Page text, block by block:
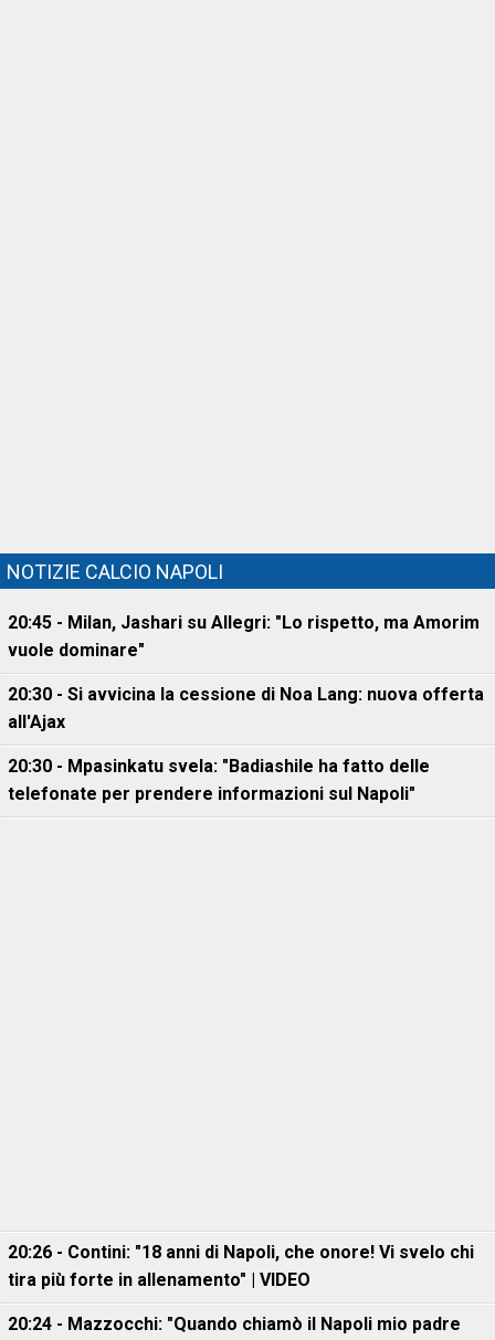
NOTIZIE CALCIO NAPOLI
20:45 - Milan, Jashari su Allegri: "Lo rispetto, ma Amorim
vuole dominare"
20:30 - Si avvicina la cessione di Noa Lang: nuova offerta
all'Ajax
20:30 - Mpasinkatu svela: "Badiashile ha fatto delle
telefonate per prendere informazioni sul Napoli"
20:26 - Contini: "18 anni di Napoli, che onore! Vi svelo chi
tira più forte in allenamento" | VIDEO
20:24 - Mazzocchi: "Quando chiamò il Napoli mio padre